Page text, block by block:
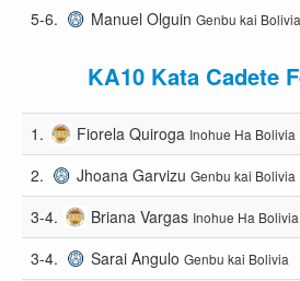
5-6. Manuel Olguin Genbu kai Bolivia
KA10 Kata Cadete
1. Fiorela Quiroga Inohue Ha Bolivia
2. Jhoana Garvizu Genbu kai Bolivia
3-4. Briana Vargas Inohue Ha Bolivia
3-4. Sarai Angulo Genbu kai Bolivia